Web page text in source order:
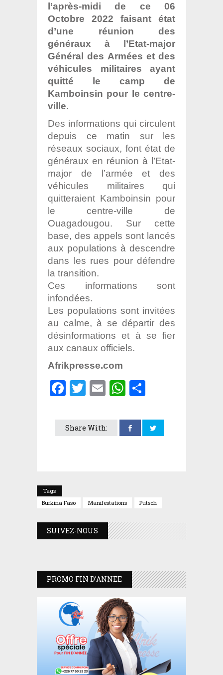
l’après-midi de ce 06
Octobre 2022 faisant état
d’une réunion des
généraux à l’Etat-major
Général des Armées et des
véhicules militaires ayant
quitté le camp de
Kamboinsin pour le centre-
ville.
Des informations qui circulent
depuis ce matin sur les
réseaux sociaux, font état de
généraux en réunion à l’Etat-
major de l’armée et des
véhicules militaires qui
quitteraient Kamboinsin pour
le centre-ville de
Ouagadougou. Sur cette
base, des appels sont lancés
aux populations à descendre
dans les rues pour défendre
la transition.
Ces informations sont
infondées.
Les populations sont invitées
au calme, à se départir des
désinformations et à se fier
aux canaux officiels.
Afrikpresse.com
Facebook
Twitter
EmailWhatsApp
Share With:
Tags
Burkina Faso
Manifestations Putsch
SUIVEZ-NOUS
PROMO FIN D’ANNEE